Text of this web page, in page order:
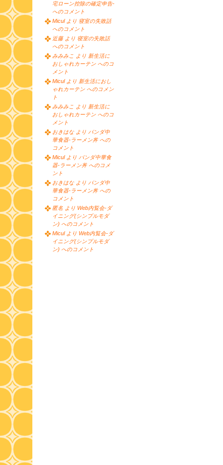
宅ローン控除の確定申告-
へのコメント
Micul より 寝室の失敗話
へのコメント
近藤 より 寝室の失敗話
へのコメント
みみみこ より 新生活に
おしゃれカーテン へのコ
メント
Micul より 新生活におし
ゃれカーテン へのコメン
ト
みみみこ より 新生活に
おしゃれカーテン へのコ
メント
おきはな より パンダ中
華食器-ラーメン丼 への
コメント
Micul より パンダ中華食
器-ラーメン丼 へのコメ
ント
おきはな より パンダ中
華食器-ラーメン丼 への
コメント
匿名 より Web内覧会-ダ
イニング(シンプルモダ
ン) へのコメント
Micul より Web内覧会-ダ
イニング(シンプルモダ
ン) へのコメント